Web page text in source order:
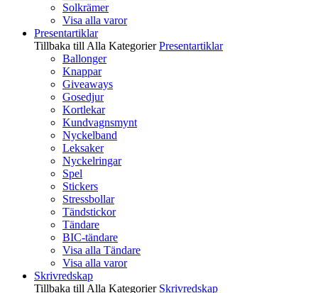
Solkrämer
Visa alla varor
Presentartiklar
Tillbaka till Alla Kategorier Presentartiklar
Ballonger
Knappar
Giveaways
Gosedjur
Kortlekar
Kundvagnsmynt
Nyckelband
Leksaker
Nyckelringar
Spel
Stickers
Stressbollar
Tändstickor
Tändare
BIC-tändare
Visa alla Tändare
Visa alla varor
Skrivredskap
Tillbaka till Alla Kategorier Skrivredskap